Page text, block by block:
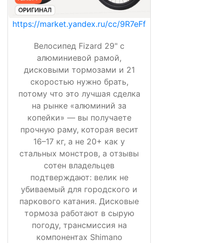
https://market.yandex.ru/cc/9R7eFf
Велосипед Fizard 29" с
алюминиевой рамой,
дисковыми тормозами и 21
скоростью нужно брать,
потому что это лучшая сделка
на рынке «алюминий за
копейки» — вы получаете
прочную раму, которая весит
16–17 кг, а не 20+ как у
стальных монстров, а отзывы
сотен владельцев
подтверждают: велик не
убиваемый для городского и
паркового катания. Дисковые
тормоза работают в сырую
погоду, трансмиссия на
компонентах Shimano